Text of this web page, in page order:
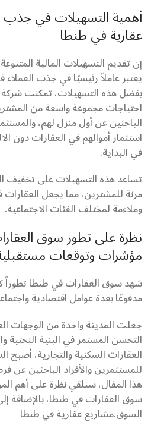
أهمية التسهيلات في جذب
عقارية في طنطا
إن تقديم التسهيلات المالية
يعتبر عاملاً رئيسيًا في جذب
بفضل هذه التسهيلات، تمكنت شركة
احتياجات مجموعة واسعة من
الباحثين عن أول منزل لهم،
استثمار أموالهم في العقارات دون
في البداية.
تساعد هذه التسهيلات على تخفيف
مرنة للمشترين، مما يجعل العقارات
وملاءمة لمختلف الفئات الاجتماعية.
نظرة على تطور سوق
مؤشرات وتوقعات
شهد سوق العقارات في طنطا تطوراً
مدفوعًا بعدة عوامل اقتصادية
جعلت المدينة واحدة من الوجهات
التحسن المستمر في البنية التحتية
العقارات السكنية والتجارية،
للمستثمرين والأفراد الباحثين عن
هذا المقال، سنلقي نظرة على أهم
سوق العقارات في طنطا، بالإضافة
السوق.مشاريع عقارية في طنطا